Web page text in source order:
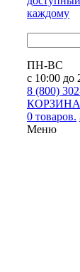
каждому
ПН-ВС
с 10:00 до
8 (800)
КОРЗИНА
0 товаров.
Меню